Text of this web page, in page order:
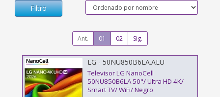
Filtro
Ant. 01 02 Sig.
LG - 50NU850B6LA.AEU
Televisor LG NanoCell
50NU850B6LA 50"/ Ultra HD 4K/
Smart TV/ WiFi/ Negro